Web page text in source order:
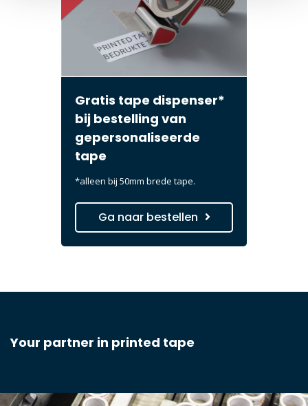
Gratis tape dispenser*
bij bestelling van
gepersonaliseerde
tape
*alleen bij 50mm brede tape.
Ga naar bestellen
Your partner in printed tape